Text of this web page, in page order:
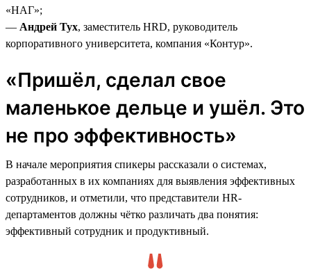
«НАГ»;
— Андрей Тух, заместитель HRD, руководитель
корпоративного университета, компания «Контур».
«Пришёл, сделал свое
маленькое дельце и ушёл. Это
не про эффективность»
В начале мероприятия спикеры рассказали о системах,
разработанных в их компаниях для выявления эффективных
сотрудников, и отметили, что представители HR-
департаментов должны чётко различать два понятия:
эффективный сотрудник и продуктивный.